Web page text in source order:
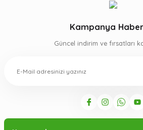
Kampanya
Güncel indirim ve fırsatları